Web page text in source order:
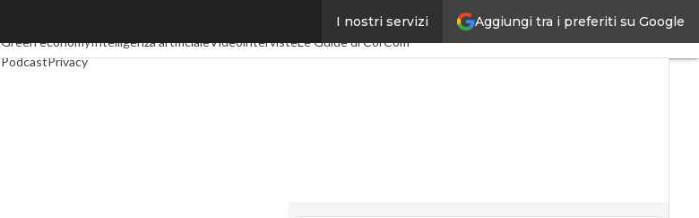
Aggiungi tra i preferiti su Google
I nostri servizi
SpacEconomy PA Digitale
Green economyIntelligenza artificialeVideointervisteLe Guide di CorCom
PodcastPrivacy